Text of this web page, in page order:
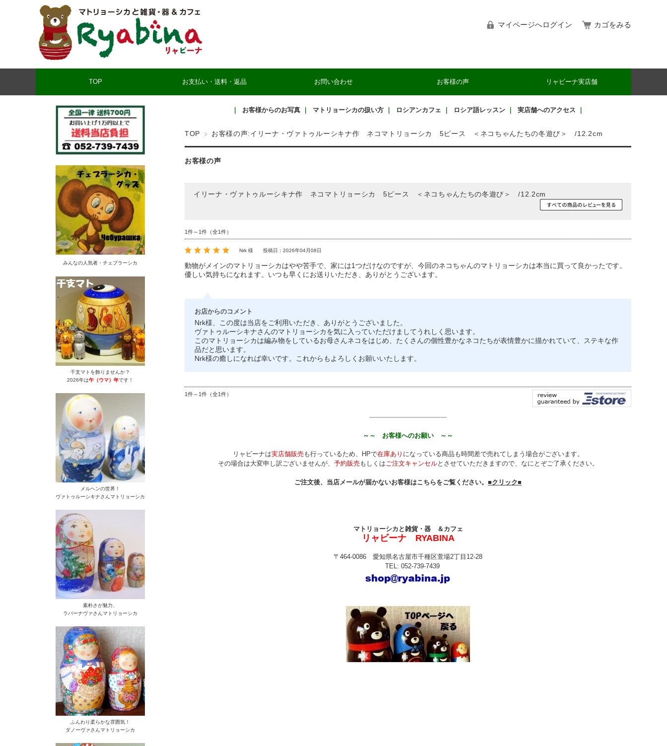
マイページへログイン カゴをみる
TOP お支払い・送料・返品 お問い合わせ お客様の声 リャビーナ実店舗
お客様からのお写真 マトリョーシカの扱い方 ロシアンカフェ ロシア語レッスン 実店舗へのアクセス
TOP お客様の声:イリーナ・ヴァトゥルーシキナ作 ネコマトリョーシカ 5ピース ＜ネコちゃんたちの冬遊び＞ /12.2cm
お客様の声
イリーナ・ヴァトゥルーシキナ作 ネコマトリョーシカ 5ピース ＜ネコちゃんたちの冬遊び＞ /12.2cm
1件～1件（全1件）
Nrk 様 投稿日：2026年04月08日
動物がメインのマトリョーシカはやや苦手で、家には1つだけなのですが、今回のネコちゃんのマトリョーシカは本当に買って良かったです。
優しい気持ちになれます。いつも早くにお送りいただき、ありがとうございます。
お店からのコメント
Nrk様、この度は当店をご利用いただき、ありがとうございました。
ヴァトゥルーシキナさんのマトリョーシカを気に入っていただけましてうれしく思います。
このマトリョーシカは編み物をしているお母さんネコをはじめ、たくさんの個性豊かなネコたちが表情豊かに描かれていて、ステキな作
品だと思います。
Nrk様の癒しになれば幸いです。これからもよろしくお願いいたします。
1件～1件（全1件）
---------------------------------------
～～ お客様へのお願い ～～
リャビーナは実店舗販売 も行っているため、HPで在庫あり になっている商品も時間差で売れてしまう場合がございます。
その場合は大変申し訳ございませんが、 予約販売 もしくは ご注文キャンセルとさせていただきますので、なにとぞご了承ください。
ご注文後、当店メールが届かないお客様はこちらをご覧ください。 ■クリック■
マトリョーシカと雑貨・器 ＆カフェ
リャビーナ RYABINA
〒464-0086 愛知県名古屋市千種区萱場2丁目12-28
TEL: 052-739-7439
みんなの人気者・チェブラーシカ
干支マトを飾りませんか？
2026年は午（ウマ）年です！
メルヘンの世界！
ヴァトゥルーシキナさんマトリョーシカ
素朴さが魅力、
ラバーナヴァさんマトリョーシカ
ふんわり柔らかな雰囲気！
ダノーヴァさんマトリョーシカ